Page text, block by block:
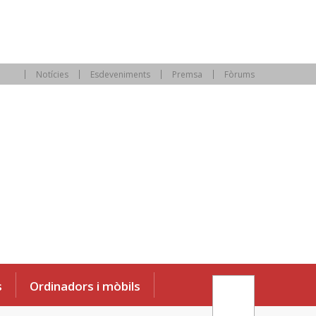
Notícies Esdeveniments Premsa Fòrums
Ordinadors i mòbils